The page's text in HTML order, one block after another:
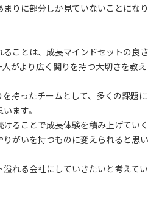
りに部分しか見ていないことになり
ことは、成長マインドセットの良さ
がより広く関りを持つ大切さを教え
持ったチームとして、多くの課題に
ます。
ることで成長体験を積み上げていく
がいを持つものに変えられると思い
れる会社にしていきたいと考えてい